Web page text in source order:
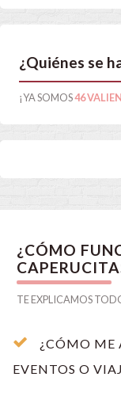
¿Quiénes se
¡YA SOMOS46
¿CÓMO
TE EXPLICAMOS
¿CÓMO ME
EVENTOS O